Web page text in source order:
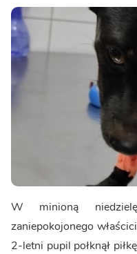
W minioną
zaniepokojonego
2-letni pupil połknął